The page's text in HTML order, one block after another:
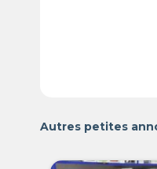
Autres petites